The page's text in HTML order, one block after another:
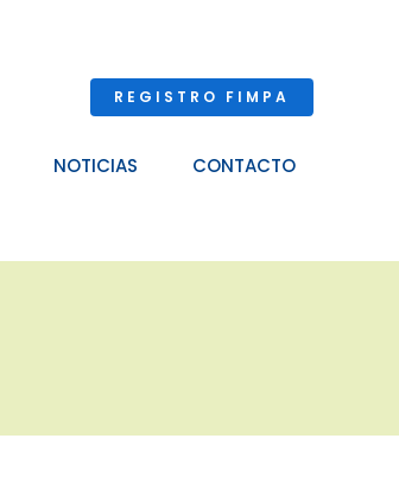
REGISTRO FIMPA
NOTICIAS CONTACTO